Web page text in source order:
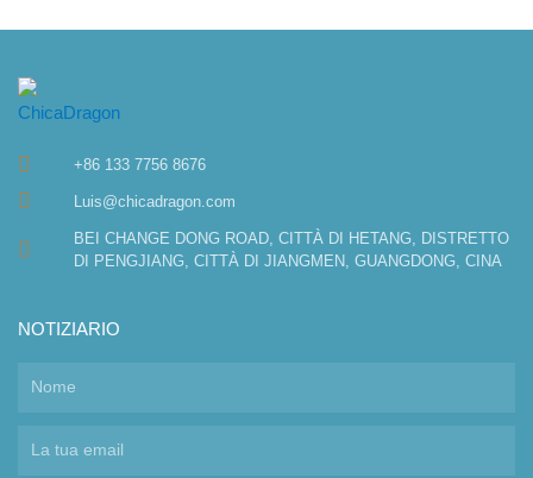
+86 133 7756 8676
Luis@chicadragon.com
BEI CHANGE DONG ROAD, CITTÀ DI HETANG, DISTRETTO
DI PENGJIANG, CITTÀ DI JIANGMEN, GUANGDONG, CINA
NOTIZIARIO